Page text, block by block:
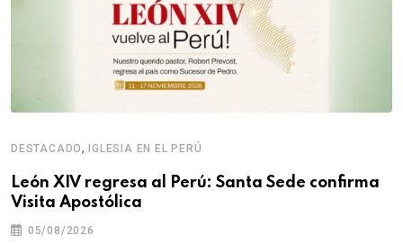
DESTACADO, IGLESIA EN EL PERÚ
León XIV regresa al Perú: Santa Sede confirma
Visita Apostólica
05/08/2026